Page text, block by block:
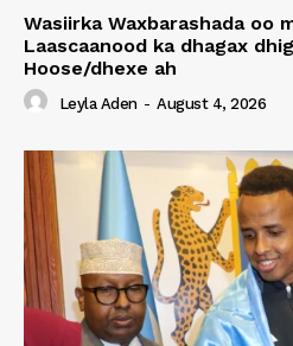
Wasiirka Waxbarashada oo
Laascaanood ka dhagax
Hoose/dhexe ah
Leyla Aden - August 4, 2026